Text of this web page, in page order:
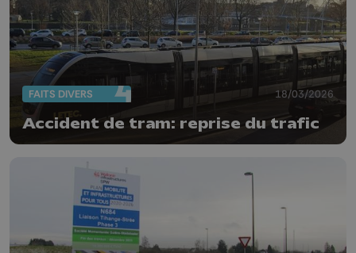
FAITS DIVERS 18/03/2026
Accident de tram: reprise du trafic